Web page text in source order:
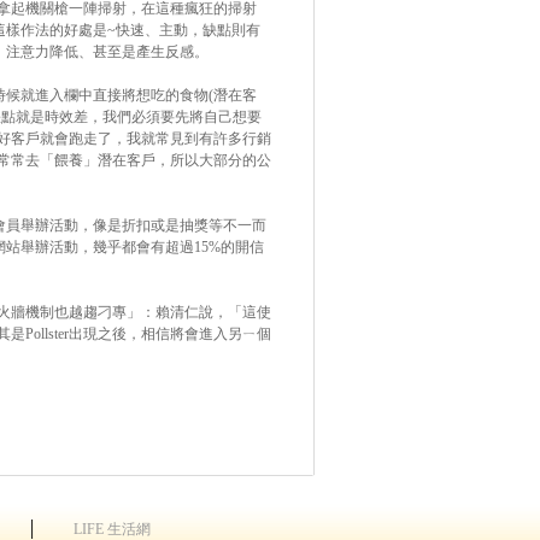
起機關槍一陣掃射，在這種瘋狂的掃射
作法的好處是~快速、主動，缺點則有
意力降低、甚至是產生反感。
就進入欄中直接將想吃的食物(潛在客
就是時效差，我們必須要先將自己想要
客戶就會跑走了，我就常見到有許多行銷
常去「餵養」潛在客戶，所以大部分的公
舉辦活動，像是折扣或是抽獎等不一而
舉辦活動，幾乎都會有超過15%的開信
機制也越趨刁專」：賴清仁說，「這使
Pollster出現之後，相信將會進入另ㄧ個
LIFE 生活網